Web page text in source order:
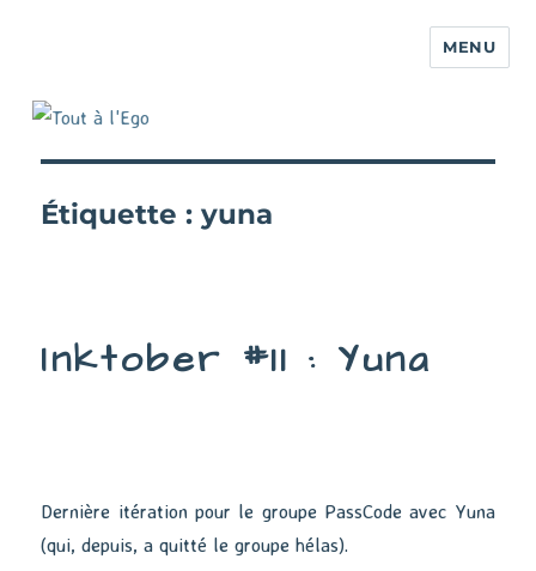
MENU
Étiquette :yuna
Inktober #11 : Yuna
Dernière itération pour le groupe PassCode avec Yuna
(qui, depuis, a quitté le groupe hélas).